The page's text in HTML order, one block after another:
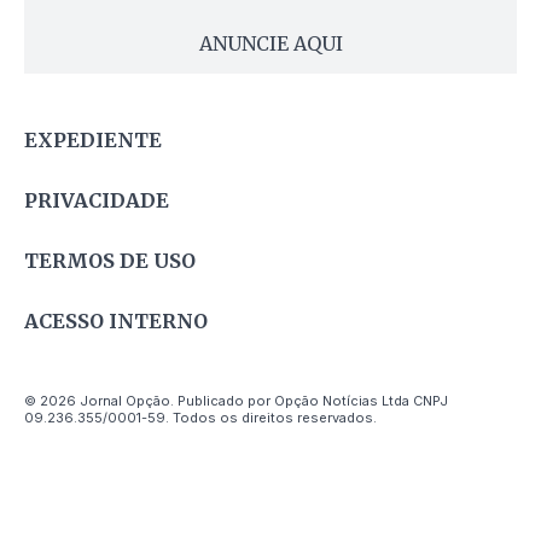
ANUNCIE AQUI
EXPEDIENTE
PRIVACIDADE
TERMOS DE USO
ACESSO INTERNO
© 2026 Jornal Opção. Publicado por Opção Notícias Ltda CNPJ
09.236.355/0001-59. Todos os direitos reservados.